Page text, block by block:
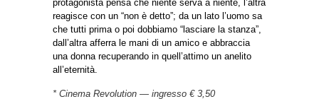
protagonista pensa che niente serva a niente, l’altra
reagisce con un “non è detto”; da un lato l’uomo sa
che tutti prima o poi dobbiamo “lasciare la stanza”,
dall’altra afferra le mani di un amico e abbraccia
una donna recuperando in quell’attimo un anelito
all’eternità.
* Cinema Revolution — ingresso € 3,50